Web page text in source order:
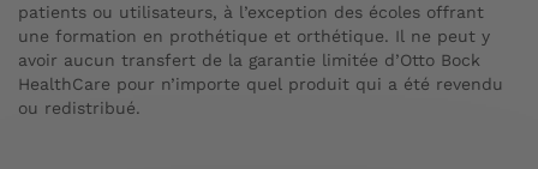
patients ou utilisateurs, à l’exception des écoles offrant
une formation en prothétique et orthétique. Il ne peut y
avoir aucun transfert de la garantie limitée d’Otto Bock
HealthCare pour n’importe quel produit qui a été revendu
ou redistribué.